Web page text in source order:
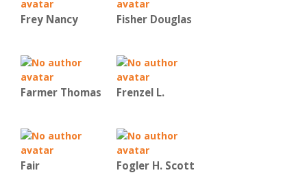
Frey Nancy Fisher Douglas
Farmer Thomas Frenzel L.
Fair Fogler H. Scott